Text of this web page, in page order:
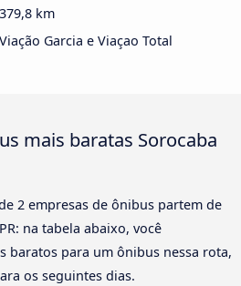
379,8 km
Viação Garcia e Viaçao Total
mais baratas Sorocaba
2 empresas de ônibus partem de
na tabela abaixo, você
baratos para um ônibus nessa rota,
os seguintes dias.